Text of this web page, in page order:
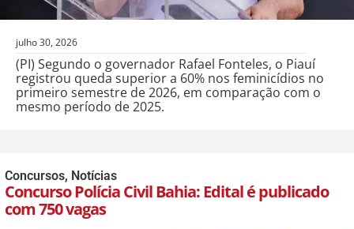
julho 30, 2026
(PI) Segundo o governador Rafael Fonteles, o Piauí
registrou queda superior a 60% nos feminicídios no
primeiro semestre de 2026, em comparação com o
mesmo período de 2025.
Concursos, Notícias
Concurso Polícia Civil Bahia: Edital é publicado
com 750 vagas